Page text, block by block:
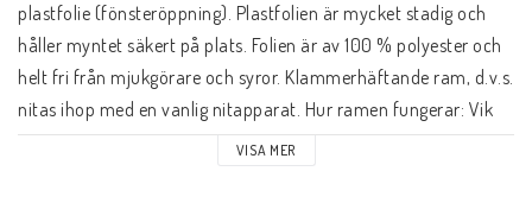
plastfolie (fönsteröppning). Plastfolien är mycket stadig och
håller myntet säkert på plats. Folien är av 100 % polyester och
helt fri från mjukgörare och syror. Klammerhäftande ram, d.v.s.
nitas ihop med en vanlig nitapparat. Hur ramen fungerar: Vik
ramen kring myntet och nita ihop kanterna.
VISA MER